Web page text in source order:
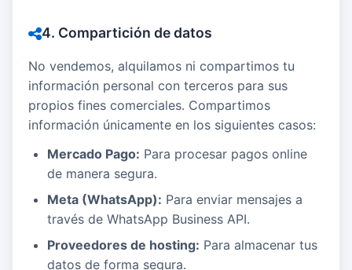
4. Compartición de datos
No vendemos, alquilamos ni compartimos tu
información personal con terceros para sus
propios fines comerciales. Compartimos
información únicamente en los siguientes casos:
Mercado Pago: Para procesar pagos online
de manera segura.
Meta (WhatsApp): Para enviar mensajes a
través de WhatsApp Business API.
Proveedores de hosting: Para almacenar tus
datos de forma segura.